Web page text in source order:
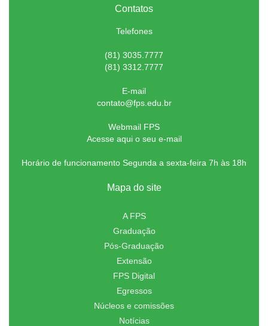
Contatos
Telefones
(81) 3035.7777
(81) 3312.7777
E-mail
contato@fps.edu.br
Webmail FPS
Acesse aqui o seu e-mail
Horário de funcionamento Segunda a sexta-feira 7h às 18h
Mapa do site
A FPS
Graduação
Pós-Graduação
Extensão
FPS Digital
Egressos
Núcleos e comissões
Notícias